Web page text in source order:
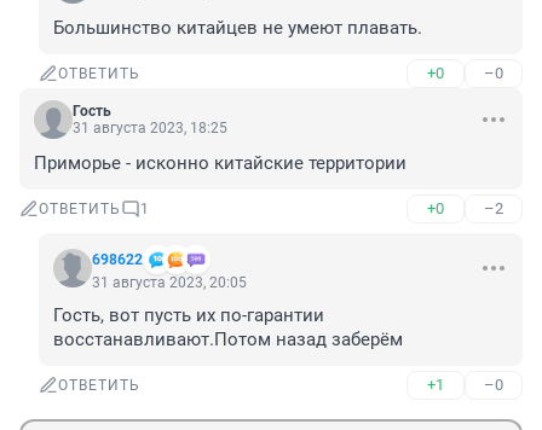
Большинство китайцев не умеют плавать.
ОТВЕТИТЬ +0 –0
Гость
31 августа 2023, 18:25
Приморье - исконно китайские территории
ОТВЕТИТЬ 1 +0 –2
698622
31 августа 2023, 20:05
Гость, вот пусть их по-гарантии
восстанавливают.Потом назад заберём
ОТВЕТИТЬ +1 –0